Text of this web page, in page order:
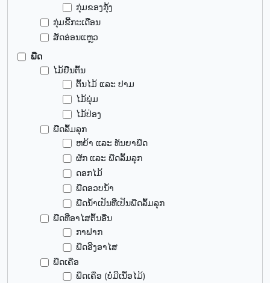
ກຸ່ມຂອງກຸ້ງ
ກຸ່ມຂີ້ກະເດືອນ
ສັດອ່ອນແຫຼວ
ພືດ
ໄມ້ຢືນຕົ້ນ
ຕົ້ນໄມ້ ແລະ ປາມ
ໄມ້ພຸ່ມ
ໄມ້ປ່ອງ
ພືດລົ້ມລຸກ
ຫຍ້າ ແລະ ທັນຍາພືດ
ຜັກ ແລະ ພືດລົ້ມລຸກ
ດອກໄມ້
ພືດອວບນ້ຳ
ພືດນ້ຳເປັນທີ່ເປັນພືດລົ້ມລຸກ
ພືດທີ່ອາໄສຕົ້ນອື່ນ
ກາຟາກ
ພືດອີງອາໄສ
ພືດເຄືອ
ພືດເຄືອ (ບໍ່ມີເນື້ອໄມ້)